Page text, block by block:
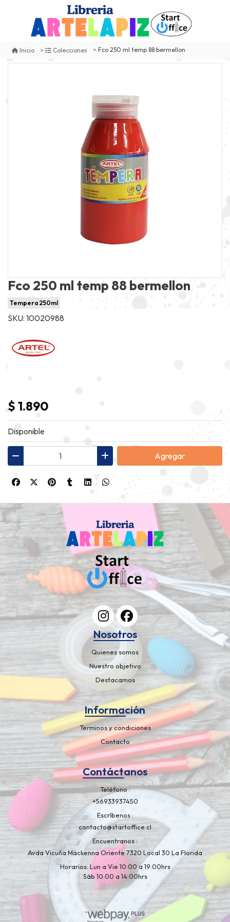
Inicio Colecciones Fco 250 ml temp 88 bermellon
Fco 250 ml temp 88 bermellon
Tempera 250ml
SKU: 10020988
$ 1.890
Disponible
Agregar
Nosotros
Quienes somos
Nuestro objetivo
Destacamos
Información
Terminos y condiciones
Contacto
Contáctanos
Teléfono
+56933937450
Escríbenos
contacto@startoffice.cl
Encuentranos
Avda Vicuña Mackenna Oriente 7320 Local 30 La Florida
Horarios: Lun a Vie 10:00 a 19:00hrs
Sáb 10:00 a 14:00hrs